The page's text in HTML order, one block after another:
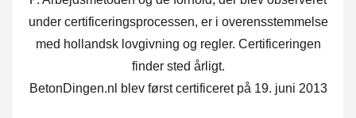
under certificeringsprocessen, er i overensstemmelse
med hollandsk lovgivning og regler. Certificeringen
finder sted årligt.
BetonDingen.nl blev først certificeret på 19. juni 2013